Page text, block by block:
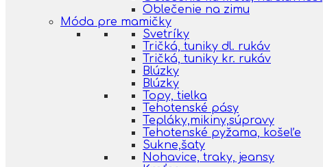
Oblečenie na zimu
Móda pre mamičky
Svetríky
Tričká, tuniky dl. rukáv
Tričká, tuniky kr. rukáv
Blúzky
Blúzky
Topy, tielka
Tehotenské pásy
Tepláky,mikiny,súpravy
Tehotenské pyžama, košeľe
Sukne,šaty
Nohavice, traky, jeansy